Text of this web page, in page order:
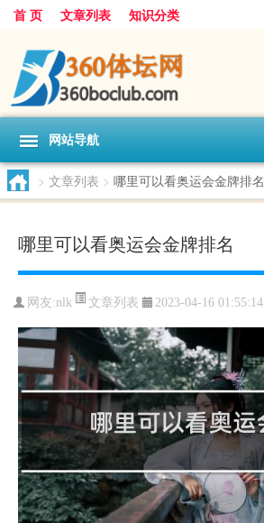
首 页 文章列表 知识分类
网站导航
> 文章列表 > 哪里可以看奥运会金牌排名
哪里可以看奥运会金牌排名
网友:nlk 文章列表 2023-04-16 01:55:14